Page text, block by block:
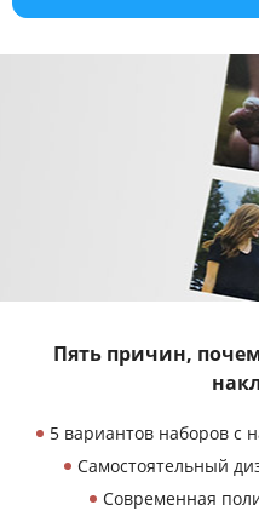
Пять причин,
5 вариантов наборов с
Самостоятельный
Современная